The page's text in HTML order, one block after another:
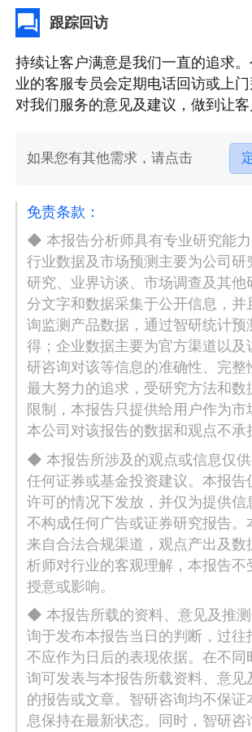
跟踪回访
持续让客户满意是我们一直的追求
业的客服专员会定期电话回访或上
对我们服务的意见及建议，做到让客
如果您有其他需求，请点击
免责条款：
◆ 本报告分析师具有专业研究能
行业数据及市场预测主要为公司研
研究、业界访谈、市场调查及其他
分文字和数据采集于公开信息，并
询监测产品数据，通过智研统计预
得；企业数据主要为官方渠道以及
研咨询对该等信息的准确性、完整
最大努力的追求，受研究方法和数
限制，本报告只提供给用户作为市
本公司对该报告的数据和观点不承
◆ 本报告所涉及的观点或信息仅
任何证券或基金投资建议。本报告
许可的情况下发放，并仅为提供信
不构成任何广告或证券研究报告。
来自合法合规渠道，观点产出及数
析师对行业的客观理解，本报告不
授意或影响。
◆ 本报告所载的资料、意见及推
询于发布本报告当日的判断，过往
不应作为日后的表现依据。在不同
询可发表与本报告所载资料、意见
的报告或文章。智研咨询均不保证
息保持在最新状态。同时，智研咨